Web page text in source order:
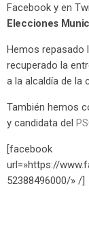
Facebook y en
Elecciones
Hemos repasado
recuperado la
a la alcaldía de la
También hemos
y candidata del
[facebook
url=»https://
52388496000/» /]